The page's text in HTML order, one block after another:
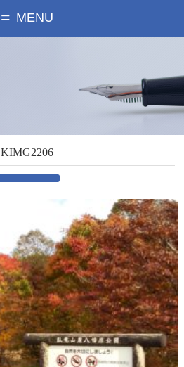
MENU
KIMG2206